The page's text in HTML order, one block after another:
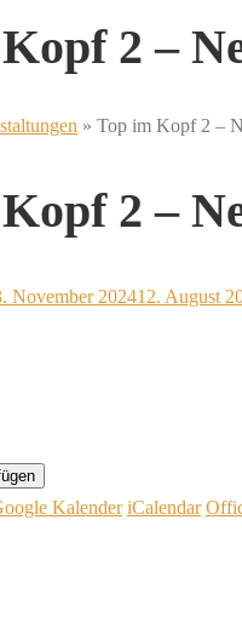
2 –
» Top im Kopf 2 –
2 –
November 202412. August
Kalender iCalendar